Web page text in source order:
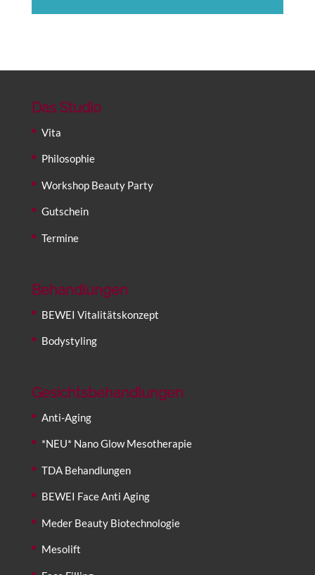
Das Studio
Vita
Philosophie
Workshop Beauty Party
Gutschein
Termine
Behandlungen
BEWEI Vitalitätskonzept
Bodystyling
Gesichtsbehandlungen
Anti-Aging
*NEU* Nano Glow Mesotherapie
TDA Behandlungen
BEWEI Face Anti Aging
Meder Beauty Biotechnologie
Mesolift